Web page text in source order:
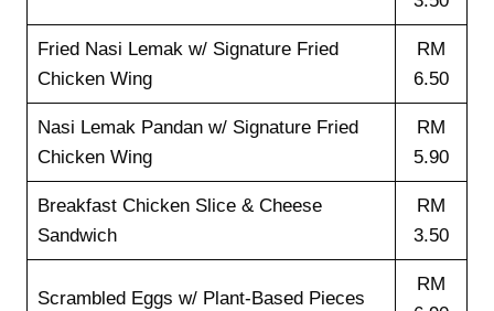
Fried Nasi Lemak w/ Signature Fried
Chicken Wing
RM
6.50
Nasi Lemak Pandan w/ Signature Fried
Chicken Wing
RM
5.90
Breakfast Chicken Slice & Cheese
Sandwich
RM
3.50
Scrambled Eggs w/ Plant-Based Pieces
RM